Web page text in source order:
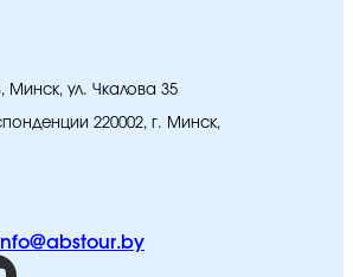
Минск, ул. Чкалова 35
220002, г. Минск,